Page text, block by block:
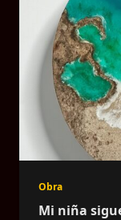
Obra
Mi niña